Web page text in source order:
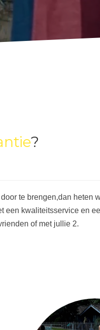
?
te brengen,dan heten
een kwaliteitsservice en
of met jullie 2.